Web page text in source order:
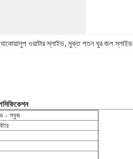
ওয়াটার স্লাইড, মুক্ত পতন ঘুর জল স্লাইড
- সবুজ